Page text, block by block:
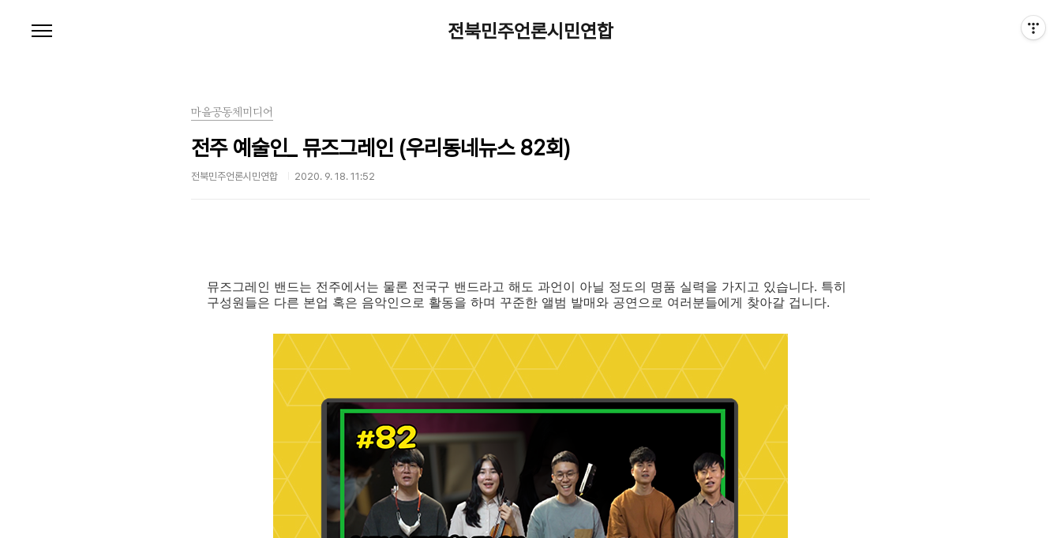
전북민주언론시민연합
마을공동체미디어
전주 예술인_ 뮤즈그레인 (우리동네뉴스 82회)
전북민주언론시민연합 2020. 9. 18. 11:52
뮤즈그레인 밴드는 전주에서는 물론 전국구 밴드라고 해도 과언이 아닐 정도의 명품 실력을 가지고 있습니다. 특히
구성원들은 다른 본업 혹은 음악인으로 활동을 하며 꾸준한 앨범 발매와 공연으로 여러분들에게 찾아갈 겁니다.